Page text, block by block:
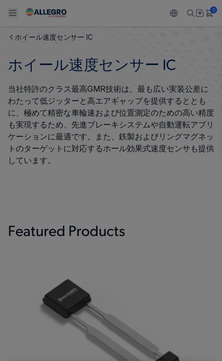
Back To Main Menu
製品
センサー
レギュレート
ドライブ
Back To Main Menu
用途
自動車
工業
コンシューマー
Back To Main Menu
設計サポート
設計と開発
パッケージング
品質基準および環境保証について
ソフトウェア ポータル
Back To Main Menu
技術リソース
Resource Center
Back To Main Menu
ALLEGRO について
私たちの会社
キャリア
企業責任
0
ホイール速度センサー IC
ホイール速度センサー IC
当社特許のクラス最高GMR技術は、最も広い実装公差に
わたって低ジッターと高エアギャップを提供するととも
に、極めて精密な車輪速および位置測定のための高い精度
も実現するため、先進ブレーキシステムや自動運転アプリ
ケーションに最適です。また、鉄製およびリングマグネッ
トのターゲットに対応するホール効果式速度センサも提供
しています。
Featured Products